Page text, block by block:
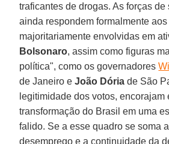
traficantes de drogas. As forças
ainda respondem formalmente
majoritariamente envolvidas em
Bolsonaro, assim como figuras
política", como os governadores
de Janeiro eJoão Dória de São
legitimidade dos votos, encorajam
transformação do Brasil em uma
falido. Se a esse quadro se soma
desemprego e a continuidade da